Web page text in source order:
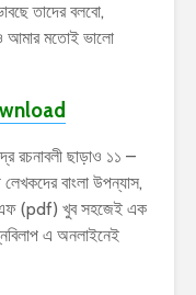
তাদের বলবো,
আমার মতোই ভালো
রচনাবলী ছাড়াও ১১ –
লেখকদের বাংলা উপন্যাস,
(pdf) খুব সহজেই এক
এ অনলাইনেই